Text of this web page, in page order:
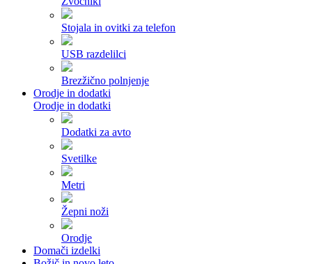
Stojala in ovitki za telefon
USB razdelilci
Brezžično polnjenje
Orodje in dodatki
Orodje in dodatki
Dodatki za avto
Svetilke
Metri
Žepni noži
Orodje
Domači izdelki